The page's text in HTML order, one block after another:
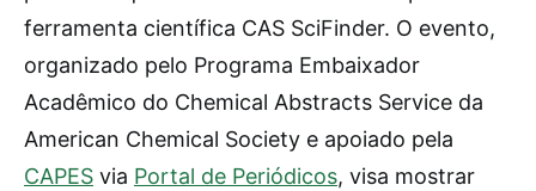
ferramenta científica CAS SciFinder. O evento,
organizado pelo Programa Embaixador
Acadêmico do Chemical Abstracts Service da
American Chemical Society e apoiado pela
CAPES via Portal de Periódicos, visa mostrar